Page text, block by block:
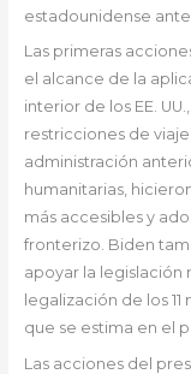
estadounidense
Las primeras
el alcance de la
interior de los EE.
restricciones de
administración
humanitarias,
más accesibles y
fronterizo. Biden
apoyar la legislación
legalización de los
que se estima en el
Las acciones del